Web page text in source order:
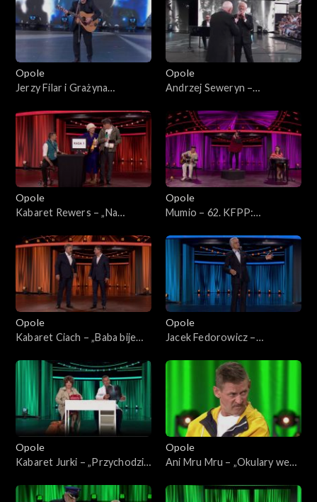
„Trzy ćwiartki Jacka Cygana”
Koncert „Trzy ćwiartki Jacka
Cygana”
Opole
Jerzy Filar i Grażyna
62. KFPP: Koncert „Trzy
ćwiartki Jacka Cygana”
Opole
Andrzej Seweryn –
Koncert „Trzy ćwiartki Jacka
Cygana”
Opole
Kabaret Rewers – „Na
„KabareTYM”
Opole
Mumio – 62. KFPP:
Opole
Kabaret Ciach – „Baba bije
„KabareTYM”
Opole
Jacek Fedorowicz –
„KabareTYM”
Opole
Kabaret Jurki – „Przychodzi
„KabareTYM”
Opole
Ani Mru Mru – „Okulary we
„KabareTYM”